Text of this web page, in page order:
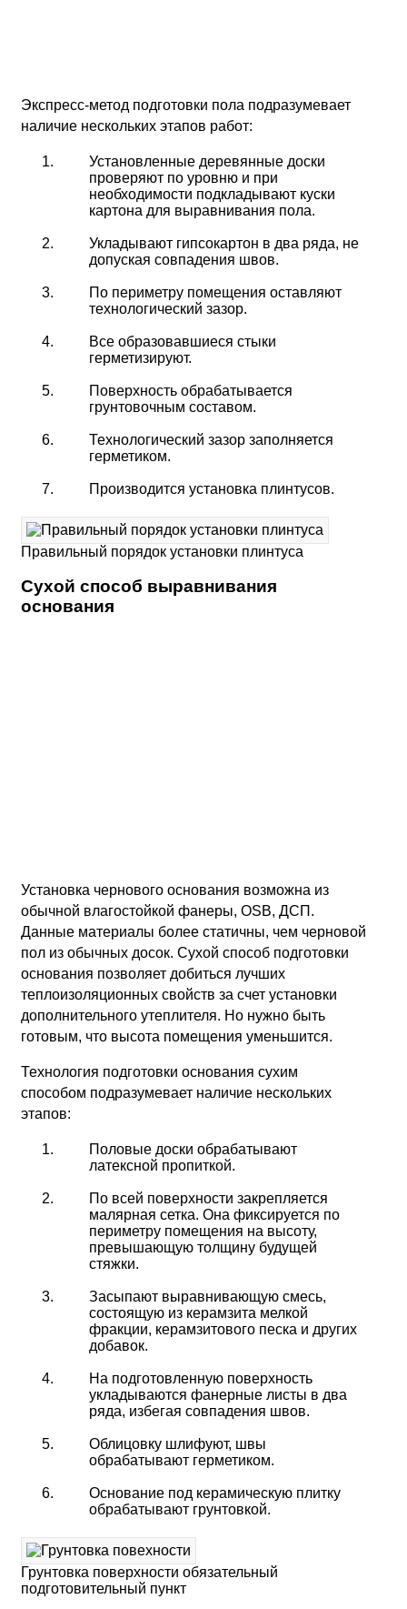
Экспресс-метод подготовки пола подразумевает
наличие нескольких этапов работ:
Установленные деревянные доски
проверяют по уровню и при
необходимости подкладывают куски
картона для выравнивания пола.
Укладывают гипсокартон в два ряда, не
допуская совпадения швов.
По периметру помещения оставляют
технологический зазор.
Все образовавшиеся стыки
герметизируют.
Поверхность обрабатывается
грунтовочным составом.
Технологический зазор заполняется
герметиком.
Производится установка плинтусов.
Правильный порядок установки плинтуса
Сухой способ выравнивания
основания
Установка чернового основания возможна из
обычной влагостойкой фанеры, OSB, ДСП.
Данные материалы более статичны, чем черновой
пол из обычных досок. Сухой способ подготовки
основания позволяет добиться лучших
теплоизоляционных свойств за счет установки
дополнительного утеплителя. Но нужно быть
готовым, что высота помещения уменьшится.
Технология подготовки основания сухим
способом подразумевает наличие нескольких
этапов:
Половые доски обрабатывают
латексной пропиткой.
По всей поверхности закрепляется
малярная сетка. Она фиксируется по
периметру помещения на высоту,
превышающую толщину будущей
стяжки.
Засыпают выравнивающую смесь,
состоящую из керамзита мелкой
фракции, керамзитового песка и других
добавок.
На подготовленную поверхность
укладываются фанерные листы в два
ряда, избегая совпадения швов.
Облицовку шлифуют, швы
обрабатывают герметиком.
Основание под керамическую плитку
обрабатывают грунтовкой.
Грунтовка поверхности обязательный
подготовительный пункт